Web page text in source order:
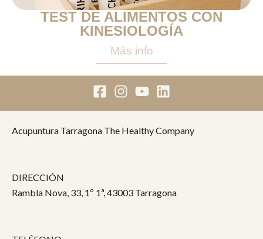
TEST DE ALIMENTOS CON
KINESIOLOGÍA
Más info
Acupuntura Tarragona The Healthy Company
DIRECCIÓN
Rambla Nova, 33, 1º 1ª, 43003 Tarragona